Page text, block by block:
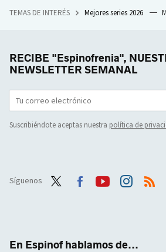
TEMAS DE INTERÉS Mejores series 2026
RECIBE "Espinofrenia",
NEWSLETTER SEMANAL
Suscribiéndote aceptas nuestra política de
Síguenos
En Espinof hablamos de...